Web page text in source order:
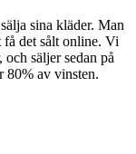
sina kläder. Man
få det sålt online. Vi
säljer sedan på
80% av vinsten.